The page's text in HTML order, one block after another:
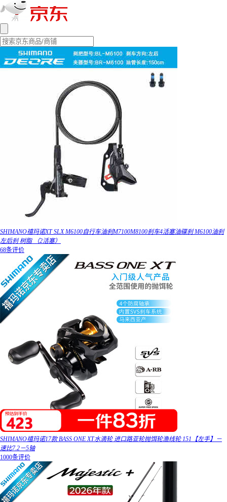
SHIMANO禧玛诺XT SLX M6100自行车油刹M7100M8100刹车4活塞油碟刹 M6100油刹
左后刹 树脂 （2活塞）
68条评价
SHIMANO禧玛诺17款 BASS ONE XT水滴轮 进口路亚轮抛饵轮渔线轮 151【左手】－
速比7.2－5轴
1000条评价